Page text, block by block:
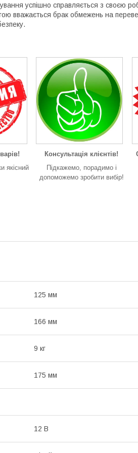
успішно справляється з своєю
вважається брак обмежень на
якісний
Консультація клієнтів!
Підкажемо, порадимо і
допоможемо зробити вибір!
125 мм
166 мм
9 кг
175 мм
12 В